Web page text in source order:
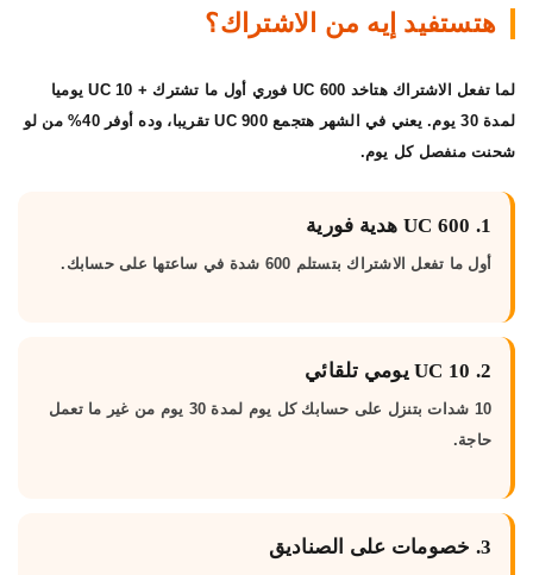
هتستفيد إيه من الاشتراك؟
لما تفعل الاشتراك هتاخد 600 UC فوري أول ما تشترك + 10 UC يوميا
لمدة 30 يوم. يعني في الشهر هتجمع 900 UC تقريبا، وده أوفر 40% من لو
شحنت منفصل كل يوم.
1. 600 UC هدية فورية
أول ما تفعل الاشتراك بتستلم 600 شدة في ساعتها على حسابك.
2. 10 UC يومي تلقائي
10 شدات بتنزل على حسابك كل يوم لمدة 30 يوم من غير ما تعمل
حاجة.
3. خصومات على الصناديق